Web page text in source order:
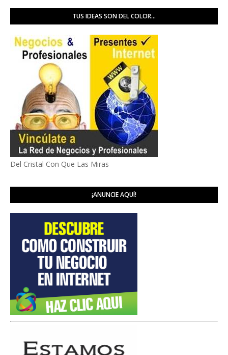
TUS IDEAS SON DEL COLOR...
Del Cristal Con Que Las Miras
¡ANUNCIE AQUÍ!